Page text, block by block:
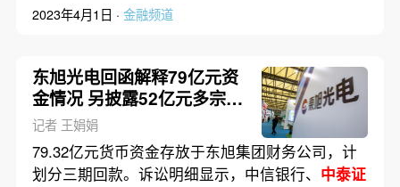
2023年4月1日 · 金融频道
东旭光电回函解释79亿元资
金情况 另披露52亿元多宗诉
讼
记者 王娟娟
79.32亿元货币资金存放于东旭集团财务公司，计
划分三期回款。诉讼明细显示，中信银行、 中泰证